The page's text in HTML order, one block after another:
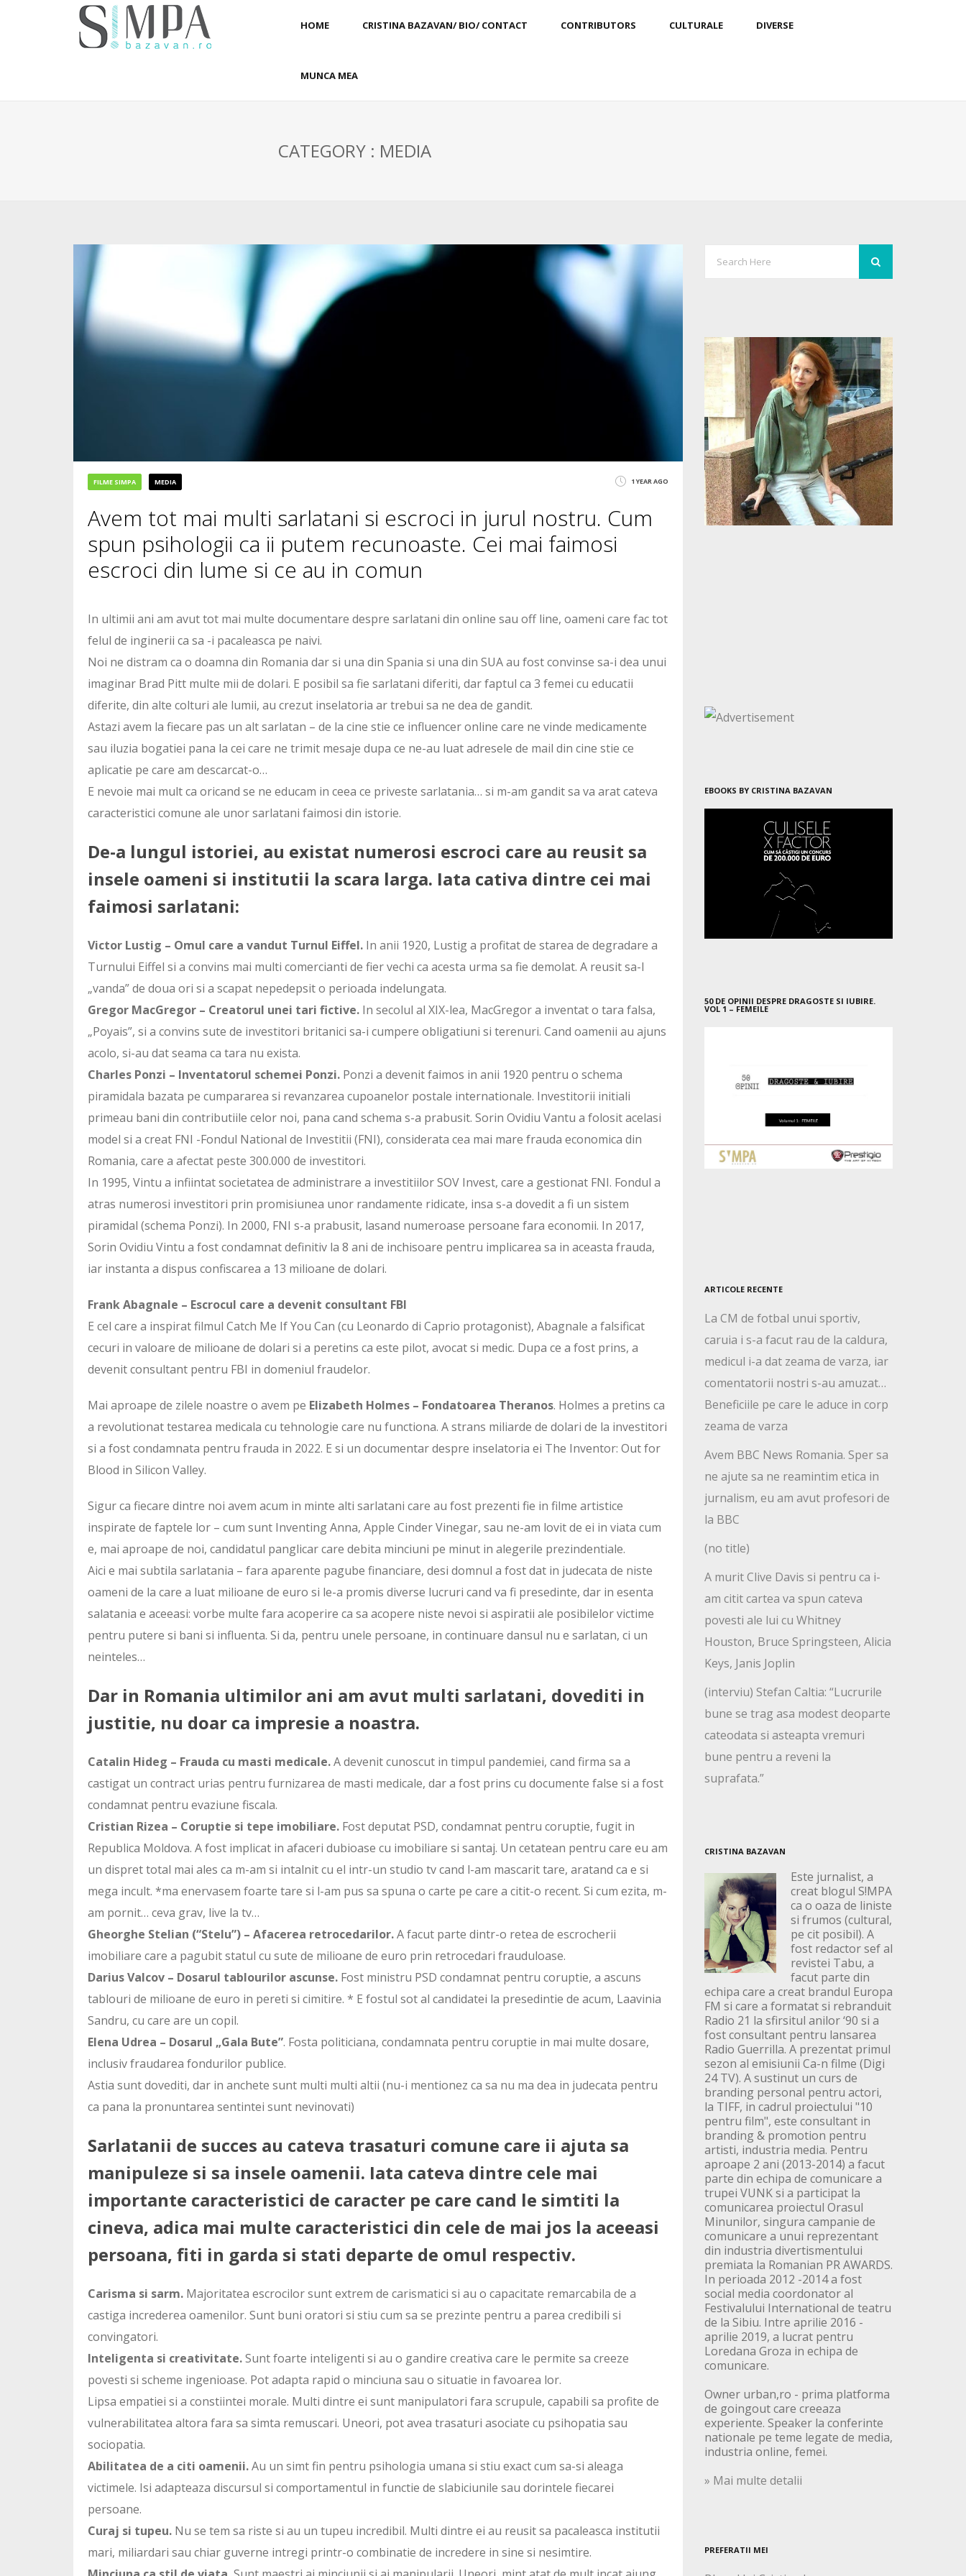
HOME CRISTINA BAZAVAN/ BIO/ CONTACT CONTRIBUTORS CULTURALE DIVERSE
MUNCA MEA
CATEGORY : MEDIA
FILME SIMPA MEDIA 1 YEAR AGO
Avem tot mai multi sarlatani si escroci in jurul nostru. Cum
spun psihologii ca ii putem recunoaste. Cei mai faimosi
escroci din lume si ce au in comun
In ultimii ani am avut tot mai multe documentare despre sarlatani din online sau off line, oameni care fac tot
felul de inginerii ca sa -i pacaleasca pe naivi.
Noi ne distram ca o doamna din Romania dar si una din Spania si una din SUA au fost convinse sa-i dea unui
imaginar Brad Pitt multe mii de dolari. E posibil sa fie sarlatani diferiti, dar faptul ca 3 femei cu educatii
diferite, din alte colturi ale lumii, au crezut inselatoria ar trebui sa ne dea de gandit.
Astazi avem la fiecare pas un alt sarlatan – de la cine stie ce influencer online care ne vinde medicamente
sau iluzia bogatiei pana la cei care ne trimit mesaje dupa ce ne-au luat adresele de mail din cine stie ce
aplicatie pe care am descarcat-o…
E nevoie mai mult ca oricand se ne educam in ceea ce priveste sarlatania… si m-am gandit sa va arat cateva
caracteristici comune ale unor sarlatani faimosi din istorie.
De-a lungul istoriei, au existat numerosi escroci care au reusit sa
insele oameni si institutii la scara larga. Iata cativa dintre cei mai
faimosi sarlatani:
Victor Lustig – Omul care a vandut Turnul Eiffel. In anii 1920, Lustig a profitat de starea de degradare a
Turnului Eiffel si a convins mai multi comercianti de fier vechi ca acesta urma sa fie demolat. A reusit sa-l
„vanda” de doua ori si a scapat nepedepsit o perioada indelungata.
Gregor MacGregor – Creatorul unei tari fictive. In secolul al XIX-lea, MacGregor a inventat o tara falsa,
„Poyais”, si a convins sute de investitori britanici sa-i cumpere obligatiuni si terenuri. Cand oamenii au ajuns
acolo, si-au dat seama ca tara nu exista.
Charles Ponzi – Inventatorul schemei Ponzi. Ponzi a devenit faimos in anii 1920 pentru o schema
piramidala bazata pe cumpararea si revanzarea cupoanelor postale internationale. Investitorii initiali
primeau bani din contributiile celor noi, pana cand schema s-a prabusit. Sorin Ovidiu Vantu a folosit acelasi
model si a creat FNI -Fondul National de Investitii (FNI), considerata cea mai mare frauda economica din
Romania, care a afectat peste 300.000 de investitori.
In 1995, Vintu a infiintat societatea de administrare a investitiilor SOV Invest, care a gestionat FNI. Fondul a
atras numerosi investitori prin promisiunea unor randamente ridicate, insa s-a dovedit a fi un sistem
piramidal (schema Ponzi). In 2000, FNI s-a prabusit, lasand numeroase persoane fara economii. In 2017,
Sorin Ovidiu Vintu a fost condamnat definitiv la 8 ani de inchisoare pentru implicarea sa in aceasta frauda,
iar instanta a dispus confiscarea a 13 milioane de dolari.
Frank Abagnale – Escrocul care a devenit consultant FBI
E cel care a inspirat filmul Catch Me If You Can (cu Leonardo di Caprio protagonist), Abagnale a falsificat
cecuri in valoare de milioane de dolari si a peretins ca este pilot, avocat si medic. Dupa ce a fost prins, a
devenit consultant pentru FBI in domeniul fraudelor.
Mai aproape de zilele noastre o avem pe Elizabeth Holmes – Fondatoarea Theranos. Holmes a pretins ca
a revolutionat testarea medicala cu tehnologie care nu functiona. A strans miliarde de dolari de la investitori
si a fost condamnata pentru frauda in 2022. E si un documentar despre inselatoria ei The Inventor: Out for
Blood in Silicon Valley.
Sigur ca fiecare dintre noi avem acum in minte alti sarlatani care au fost prezenti fie in filme artistice
inspirate de faptele lor – cum sunt Inventing Anna, Apple Cinder Vinegar, sau ne-am lovit de ei in viata cum
e, mai aproape de noi, candidatul panglicar care debita minciuni pe minut in alegerile prezindentiale.
Aici e mai subtila sarlatania – fara aparente pagube financiare, desi domnul a fost dat in judecata de niste
oameni de la care a luat milioane de euro si le-a promis diverse lucruri cand va fi presedinte, dar in esenta
salatania e aceeasi: vorbe multe fara acoperire ca sa acopere niste nevoi si aspiratii ale posibilelor victime
pentru putere si bani si influenta. Si da, pentru unele persoane, in continuare dansul nu e sarlatan, ci un
neinteles…
Dar in Romania ultimilor ani am avut multi sarlatani, dovediti in
justitie, nu doar ca impresie a noastra.
Catalin Hideg – Frauda cu masti medicale.A devenit cunoscut in timpul pandemiei, cand firma sa a
castigat un contract urias pentru furnizarea de masti medicale, dar a fost prins cu documente false si a fost
condamnat pentru evaziune fiscala.
Cristian Rizea – Coruptie si tepe imobiliare. Fost deputat PSD, condamnat pentru coruptie, fugit in
Republica Moldova. A fost implicat in afaceri dubioase cu imobiliare si santaj. Un cetatean pentru care eu am
un dispret total mai ales ca m-am si intalnit cu el intr-un studio tv cand l-am mascarit tare, aratand ca e si
mega incult. *ma enervasem foarte tare si l-am pus sa spuna o carte pe care a citit-o recent. Si cum ezita, m-
am pornit… ceva grav, live la tv…
Gheorghe Stelian (“Stelu”) – Afacerea retrocedarilor.A facut parte dintr-o retea de escrocherii
imobiliare care a pagubit statul cu sute de milioane de euro prin retrocedari frauduloase.
Darius Valcov – Dosarul tablourilor ascunse. Fost ministru PSD condamnat pentru coruptie, a ascuns
tablouri de milioane de euro in pereti si cimitire. * E fostul sot al candidatei la presedintie de acum, Laavinia
Sandru, cu care are un copil.
Elena Udrea – Dosarul „Gala Bute”. Fosta politiciana, condamnata pentru coruptie in mai multe dosare,
inclusiv fraudarea fondurilor publice.
Astia sunt dovediti, dar in anchete sunt multi multi altii (nu-i mentionez ca sa nu ma dea in judecata pentru
ca pana la pronuntarea sentintei sunt nevinovati)
Sarlatanii de succes au cateva trasaturi comune care ii ajuta sa
manipuleze si sa insele oamenii. Iata cateva dintre cele mai
importante caracteristici de caracter pe care cand le simtiti la
cineva, adica mai multe caracteristici din cele de mai jos la aceeasi
persoana, fiti in garda si stati departe de omul respectiv.
Carisma si sarm. Majoritatea escrocilor sunt extrem de carismatici si au o capacitate remarcabila de a
castiga increderea oamenilor. Sunt buni oratori si stiu cum sa se prezinte pentru a parea credibili si
convingatori.
Inteligenta si creativitate.Sunt foarte inteligenti si au o gandire creativa care le permite sa creeze
povesti si scheme ingenioase. Pot adapta rapid o minciuna sau o situatie in favoarea lor.
Lipsa empatiei si a constiintei morale. Multi dintre ei sunt manipulatori fara scrupule, capabili sa profite de
vulnerabilitatea altora fara sa simta remuscari. Uneori, pot avea trasaturi asociate cu psihopatia sau
sociopatia.
Abilitatea de a citi oamenii.Au un simt fin pentru psihologia umana si stiu exact cum sa-si aleaga
victimele. Isi adapteaza discursul si comportamentul in functie de slabiciunile sau dorintele fiecarei
persoane.
Curaj si tupeu. Nu se tem sa riste si au un tupeu incredibil. Multi dintre ei au reusit sa pacaleasca institutii
mari, miliardari sau chiar guverne intregi printr-o combinatie de incredere in sine si nesimtire.
EBOOKS BY CRISTINA BAZAVAN
50 DE OPINII DESPRE DRAGOSTE SI IUBIRE.
VOL 1 – FEMEILE
ARTICOLE RECENTE
La CM de fotbal unui sportiv,
caruia i s-a facut rau de la caldura,
medicul i-a dat zeama de varza, iar
comentatorii nostri s-au amuzat…
Beneficiile pe care le aduce in corp
zeama de varza
Avem BBC News Romania. Sper sa
ne ajute sa ne reamintim etica in
jurnalism, eu am avut profesori de
la BBC
(no title)
A murit Clive Davis si pentru ca i-
am citit cartea va spun cateva
povesti ale lui cu Whitney
Houston, Bruce Springsteen, Alicia
Keys, Janis Joplin
(interviu) Stefan Caltia: “Lucrurile
bune se trag asa modest deoparte
cateodata si asteapta vremuri
bune pentru a reveni la
suprafata.”
CRISTINA BAZAVAN
Este jurnalist, a
creat blogul S!MPA
ca o oaza de liniste
si frumos (cultural,
pe cit posibil). A
fost redactor sef al
revistei Tabu, a
facut parte din
echipa care a creat brandul Europa
FM si care a formatat si rebranduit
Radio 21 la sfirsitul anilor ‘90 si a
fost consultant pentru lansarea
Radio Guerrilla. A prezentat primul
sezon al emisiunii Ca-n filme (Digi
24 TV). A sustinut un curs de
branding personal pentru actori,
la TIFF, in cadrul proiectului "10
pentru film", este consultant in
branding & promotion pentru
artisti, industria media. Pentru
aproape 2 ani (2013-2014) a facut
parte din echipa de comunicare a
trupei VUNK si a participat la
comunicarea proiectul Orasul
Minunilor, singura campanie de
comunicare a unui reprezentant
din industria divertismentului
premiata la Romanian PR AWARDS.
In perioada 2012 -2014 a fost
social media coordonator al
Festivalului International de teatru
de la Sibiu. Intre aprilie 2016 -
aprilie 2019, a lucrat pentru
Loredana Groza in echipa de
comunicare.
Owner urban,ro - prima platforma
de goingout care creeaza
experiente. Speaker la conferinte
nationale pe teme legate de media,
industria online, femei.
» Mai multe detalii
PREFERATII MEI